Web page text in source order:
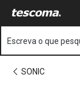
Está na página
Escreva o que
SONIC